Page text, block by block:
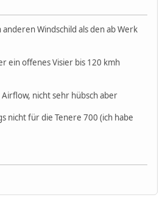
Windschild als den ab Werk
ein offenes Visier bis 120 kmh
Airflow, nicht sehr hübsch aber
nicht für die Tenere 700 (ich habe